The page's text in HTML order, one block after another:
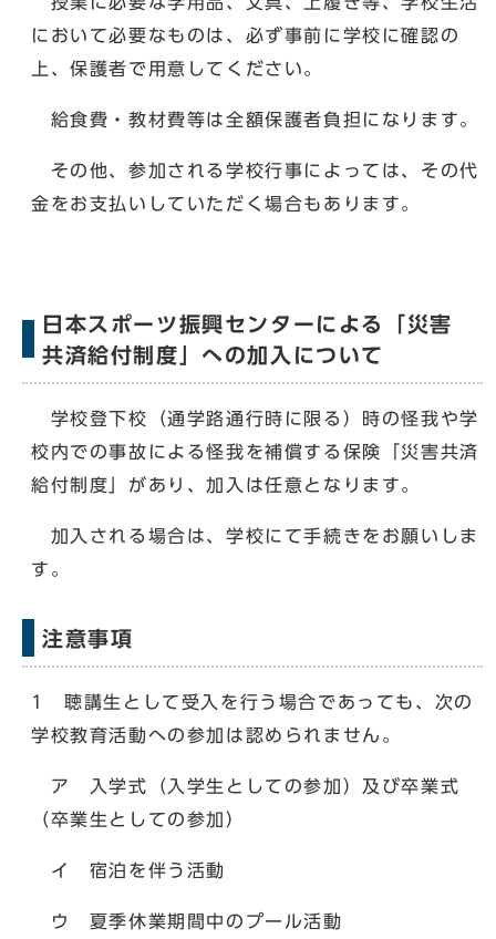
において必要なものは、必ず事前に学校に確認の
上、保護者で用意してください。
給食費・教材費等は全額保護者負担になります。
その他、参加される学校行事によっては、その代
金をお支払いしていただく場合もあります。
日本スポーツ振興センターによる「災害
共済給付制度」への加入について
学校登下校（通学路通行時に限る）時の怪我や学
校内での事故による怪我を補償する保険「災害共済
給付制度」があり、加入は任意となります。
加入される場合は、学校にて手続きをお願いしま
す。
注意事項
1 聴講生として受入を行う場合であっても、次の
学校教育活動への参加は認められません。
ア 入学式（入学生としての参加）及び卒業式
（卒業生としての参加）
イ 宿泊を伴う活動
ウ 夏季休業期間中のプール活動